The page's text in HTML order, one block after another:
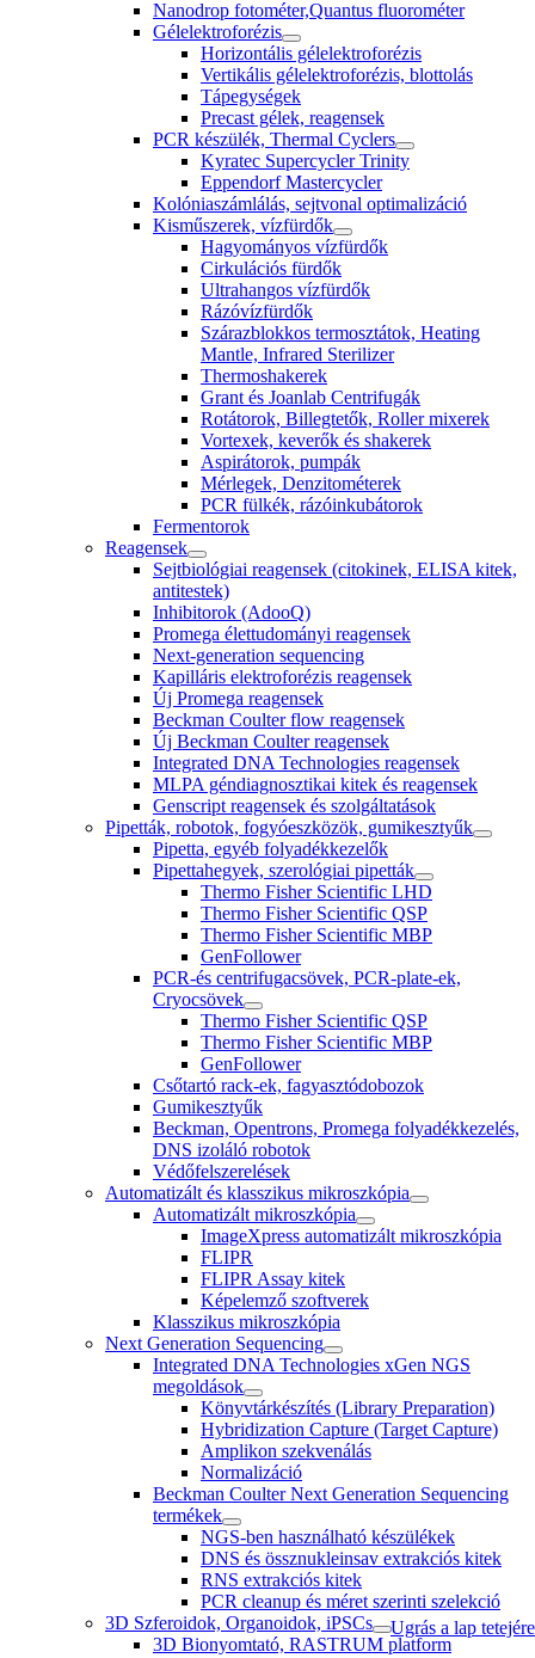
Nanodrop fotométer,Quantus fluorométer
Gélelektroforézis
Horizontális gélelektroforézis
Vertikális gélelektroforézis, blottolás
Tápegységek
Precast gélek, reagensek
PCR készülék, Thermal Cyclers
Kyratec Supercycler Trinity
Eppendorf Mastercycler
Kolóniaszámlálás, sejtvonal optimalizáció
Kisműszerek, vízfürdők
Hagyományos vízfürdők
Cirkulációs fürdők
Ultrahangos vízfürdők
Rázóvízfürdők
Szárazblokkos termosztátok, Heating
Mantle, Infrared Sterilizer
Thermoshakerek
Grant és Joanlab Centrifugák
Rotátorok, Billegtetők, Roller mixerek
Vortexek, keverők és shakerek
Aspirátorok, pumpák
Mérlegek, Denzitométerek
PCR fülkék, rázóinkubátorok
Fermentorok
Reagensek
Sejtbiológiai reagensek (citokinek, ELISA kitek,
antitestek)
Inhibitorok (AdooQ)
Promega élettudományi reagensek
Next-generation sequencing
Kapilláris elektroforézis reagensek
Új Promega reagensek
Beckman Coulter flow reagensek
Új Beckman Coulter reagensek
Integrated DNA Technologies reagensek
MLPA géndiagnosztikai kitek és reagensek
Genscript reagensek és szolgáltatások
Pipetták, robotok, fogyóeszközök, gumikesztyűk
Pipetta, egyéb folyadékkezelők
Pipettahegyek, szerológiai pipetták
Thermo Fisher Scientific LHD
Thermo Fisher Scientific QSP
Thermo Fisher Scientific MBP
GenFollower
PCR-és centrifugacsövek, PCR-plate-ek,
Cryocsövek
Thermo Fisher Scientific QSP
Thermo Fisher Scientific MBP
GenFollower
Csőtartó rack-ek, fagyasztódobozok
Gumikesztyűk
Beckman, Opentrons, Promega folyadékkezelés,
DNS izoláló robotok
Védőfelszerelések
Automatizált és klasszikus mikroszkópia
Automatizált mikroszkópia
ImageXpress automatizált mikroszkópia
FLIPR
FLIPR Assay kitek
Képelemző szoftverek
Klasszikus mikroszkópia
Next Generation Sequencing
Integrated DNA Technologies xGen NGS
megoldások
Könyvtárkészítés (Library Preparation)
Hybridization Capture (Target Capture)
Amplikon szekvenálás
Normalizáció
Beckman Coulter Next Generation Sequencing
termékek
NGS-ben használható készülékek
DNS és össznukleinsav extrakciós kitek
RNS extrakciós kitek
PCR cleanup és méret szerinti szelekció
3D Szferoidok, Organoidok, iPSCs
3D Bionyomtató, RASTRUM platform
Ugrás a lap tetejére